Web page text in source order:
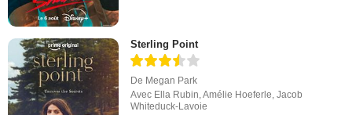
Sterling Point
De Megan Park
Avec Ella Rubin ,Amélie Hoeferle ,Jacob
Whiteduck-Lavoie